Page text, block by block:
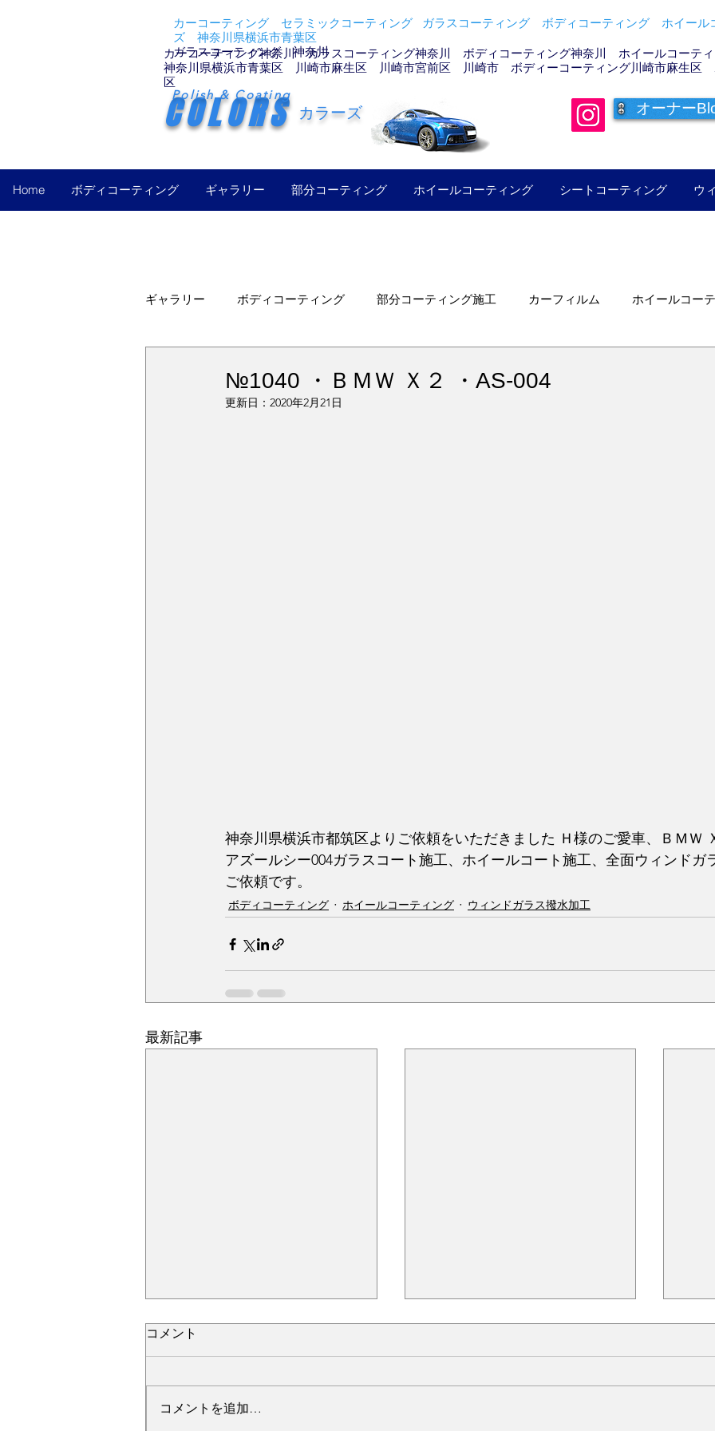
カーコーティング セラミックコーティング ガラスコーティング ボディコーティング ホイー
ズ 神奈川県横浜市青葉区
ガラスコーティング 神奈川
カーコーティング神奈川 ガラスコーティング神奈川 ボディコーティング神奈川 ホイールコーテ
神奈川県横浜市青葉区 川崎市麻生区 川崎市宮前区 川崎市 ボディーコーティング川崎市麻生区
区
COLORS
Polish & Coating
カラーズ オーナー
Home ボディコーティング ギャラリー 部分コーティング ホイールコーティング シートコーティング ウ
ギャラリー ボディコーティング 部分コーティング施工 カーフィルム ホイールコー
№1040 ・ＢＭＷ Ｘ２ ・AS-004
更新日： 2020年2月21日
神奈川県横浜市都筑区よりご依頼をいただきました Ｈ様のご愛車、ＢＭＷ
アズールシー004ガラスコート施工、ホイールコート施工、全面ウィンドガ
ご依頼です。
ボディコーティング ホイールコーティング ウィンドガラス撥水加工
最新記事
コメント
コメントを追加…